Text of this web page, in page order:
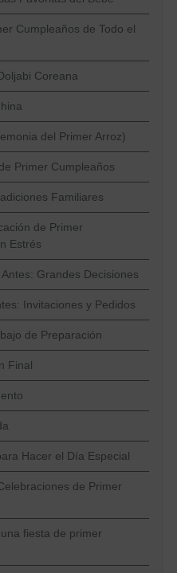
Cumpleaños de Todo el
Coreana
del Primer Arroz)
Primer Cumpleaños
Familiares
de Primer
Estrés
Grandes Decisiones
Invitaciones y Pedidos
de Preparación
Final
Hacer el Día Especial
de Primer
fiesta de primer